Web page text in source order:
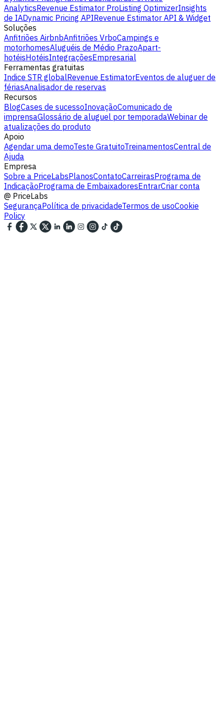
AnalyticsRevenue Estimator ProListing OptimizerInsights
de IADynamic Pricing APIRevenue Estimator API & Widget
Soluções
Anfitriões AirbnbAnfitriões VrboCampings e
motorhomesAluguéis de Médio PrazoApart-
hotéisHotéisIntegraçõesEmpresarial
Ferramentas gratuitas
Indice STR globalRevenue EstimatorEventos de aluguer de
fériasAnalisador de reservas
Recursos
BlogCases de sucessoInovaçãoComunicado de
imprensaGlossário de aluguel por temporadaWebinar de
atualizações do produto
Apoio
Agendar uma demoTeste GratuitoTreinamentosCentral de
Ajuda
Empresa
Sobre a PriceLabsPlanosContatoCarreirasPrograma de
IndicaçãoPrograma de EmbaixadoresEntrarCriar conta
@ PriceLabs
SegurançaPolítica de privacidadeTermos de usoCookie
Policy